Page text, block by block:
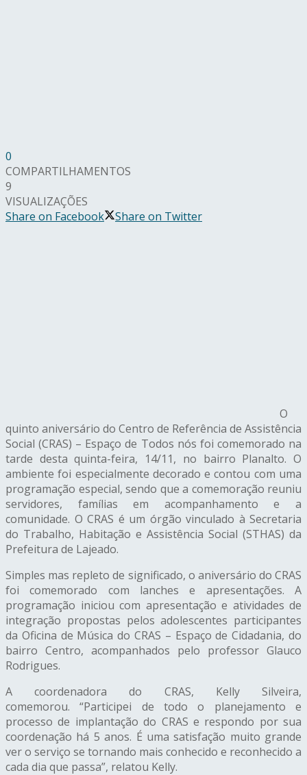
0
COMPARTILHAMENTOS
9
VISUALIZAÇÕES
Share on Facebook
Share on Twitter
O
quinto aniversário do Centro de Referência de Assistência
Social (CRAS) – Espaço de Todos nós foi comemorado na
tarde desta quinta-feira, 14/11, no bairro Planalto. O
ambiente foi especialmente decorado e contou com uma
programação especial, sendo que a comemoração reuniu
servidores, famílias em acompanhamento e a
comunidade. O CRAS é um órgão vinculado à Secretaria
do Trabalho, Habitação e Assistência Social (STHAS) da
Prefeitura de Lajeado.
Simples mas repleto de significado, o aniversário do CRAS
foi comemorado com lanches e apresentações. A
programação iniciou com apresentação e atividades de
integração propostas pelos adolescentes participantes
da Oficina de Música do CRAS – Espaço de Cidadania, do
bairro Centro, acompanhados pelo professor Glauco
Rodrigues.
A coordenadora do CRAS, Kelly Silveira,
comemorou. “Participei de todo o planejamento e
processo de implantação do CRAS e respondo por sua
coordenação há 5 anos. É uma satisfação muito grande
ver o serviço se tornando mais conhecido e reconhecido a
cada dia que passa”, relatou Kelly.